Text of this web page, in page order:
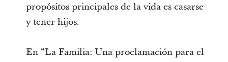
propósitos principales de la vida es casarse
y tener hijos.
En “La Familia: Una proclamación para el